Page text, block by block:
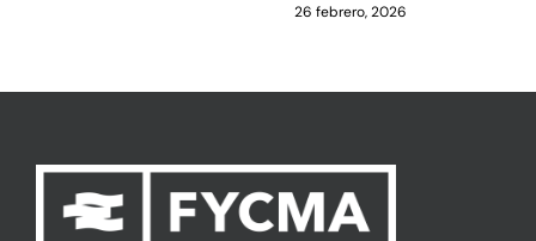
26 febrero, 2026